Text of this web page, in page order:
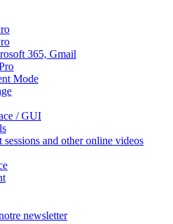
365, Gmail
Mode
/ GUI
and other online videos
newsletter